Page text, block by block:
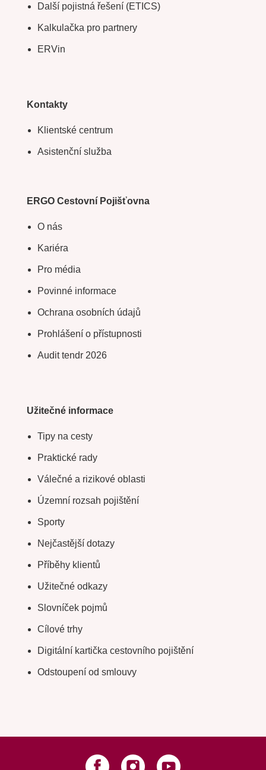
Další pojistná řešení (ETICS)
Kalkulačka pro partnery
ERVin
Kontakty
Klientské centrum
Asistenční služba
ERGO Cestovní Pojišťovna
O nás
Kariéra
Pro média
Povinné informace
Ochrana osobních údajů
Prohlášení o přístupnosti
Audit tendr 2026
Užitečné informace
Tipy na cesty
Praktické rady
Válečné a rizikové oblasti
Územní rozsah pojištění
Sporty
Nejčastější dotazy
Příběhy klientů
Užitečné odkazy
Slovníček pojmů
Cílové trhy
Digitální kartička cestovního pojištění
Odstoupení od smlouvy